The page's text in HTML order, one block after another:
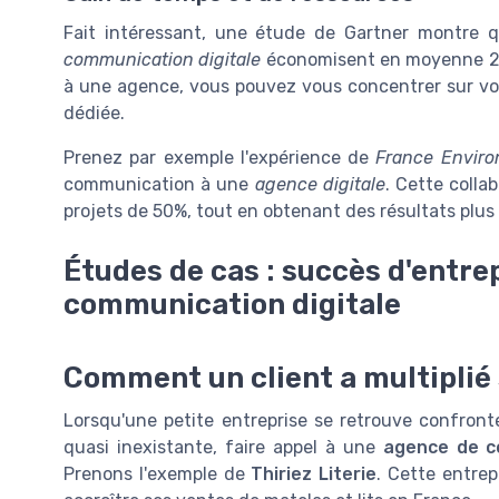
Fait intéressant, une étude de Gartner montre
communication digitale économisent en moyenne
à une agence, vous pouvez vous concentrer sur
dédiée.
Prenez par exemple l'expérience deFrance
communication à une agence digitale. Cette
projets de 50%, tout en obtenant des résultats
Études de cas : succès
communication digitale
Comment un client a multiplié
Lorsqu'une petite entreprise se retrouve
quasi inexistante, faire appel à une agence de
Prenons l'exemple de Thiriez Literie. Cette